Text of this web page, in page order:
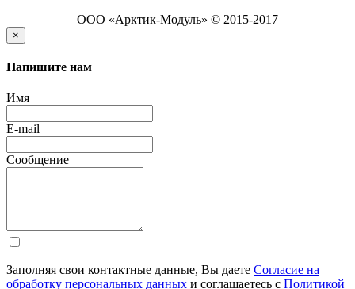
ООО «Арктик-Модуль» © 2015-2017
×
Напишите нам
Имя
E-mail
Сообщение
Заполняя свои контактные данные, Вы даете Согласие на
обработку персональных данных и соглашаетесь с Политикой